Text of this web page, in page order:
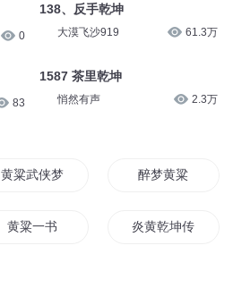
0
83
138、反手乾坤
大漠飞沙919 61.3万
1587 茶里乾坤
悄然有声 2.3万
黄粱武侠梦 醉梦黄粱
黄粱一书 炎黄乾坤传